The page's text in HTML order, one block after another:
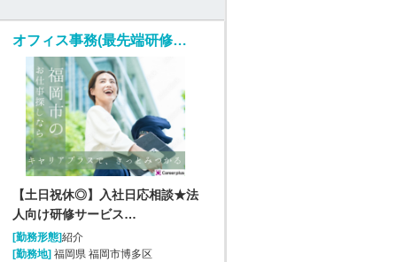
オフィス事務(最先端研修サービスのご案内/入社日応相談～/平日のみ)
【土日祝休◎】入社日応相談★法
人向け研修サービス…
[勤務形態]紹介
[勤務地] 福岡県 福岡市博多区